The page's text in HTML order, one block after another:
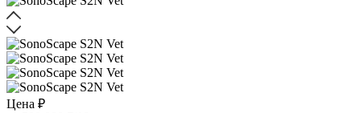
Цена ₽